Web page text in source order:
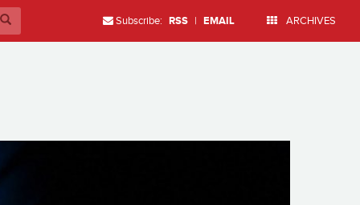
Subscribe: RSS | EMAIL ARCHIVES